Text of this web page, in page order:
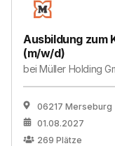
Ausbildung zum
(m/w/d)
beiMüller Holding
06217 Merseburg
01.08.2027
269 Plätze